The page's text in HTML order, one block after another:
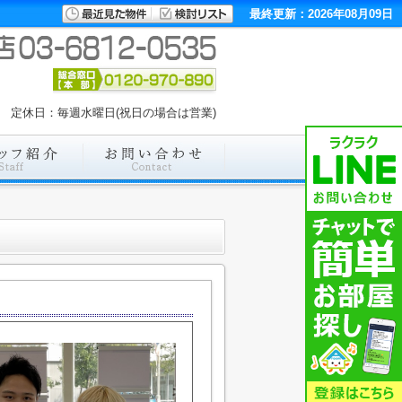
最終更新：2026年08月09日
休日：毎週水曜日(祝日の場合は営業)